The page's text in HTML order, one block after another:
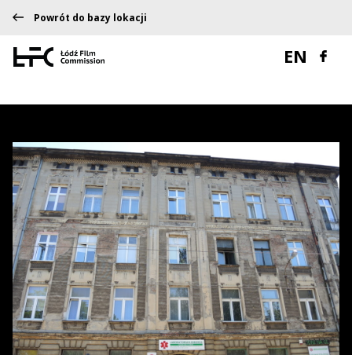
Powrót do bazy lokacji
EN